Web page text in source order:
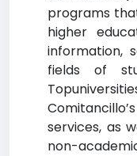
programs
higher
information,
fields of
services, as
non-